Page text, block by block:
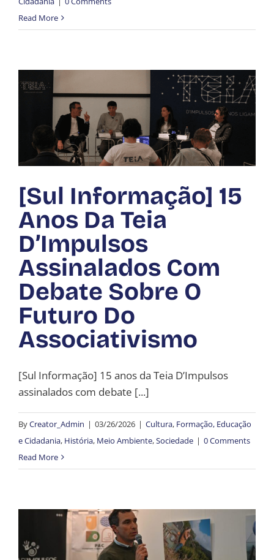
Read More
[Sul Informação] 15
Anos Da Teia
D’Impulsos
Assinalados Com
Debate Sobre O
Futuro Do
Associativismo
[Sul Informação] 15 anos da Teia D’Impulsos
assinalados com debate [...]
ByCreator_Admin | 03/26/2026 | Cultura, Formação, Educação
e Cidadania, História, Meio Ambiente,Sociedade | 0 Comments
Read More